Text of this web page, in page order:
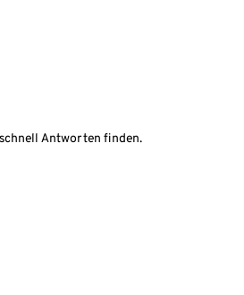
Antworten finden.